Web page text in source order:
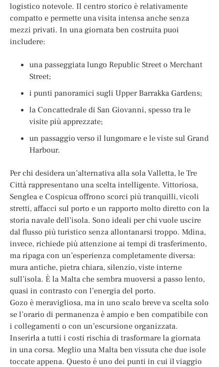
logistico notevole. Il centro storico è relativamente
compatto e permette una visita intensa anche senza
mezzi privati. In una giornata ben costruita puoi
includere:
una passeggiata lungo Republic Street o Merchant
Street;
i punti panoramici sugli Upper Barrakka Gardens;
la Concattedrale di San Giovanni, spesso tra le
visite più apprezzate;
un passaggio verso il lungomare e le viste sul Grand
Harbour.
Per chi desidera un’alternativa alla sola Valletta, le Tre
Città rappresentano una scelta intelligente. Vittoriosa,
Senglea e Cospicua offrono scorci più tranquilli, vicoli
stretti, affacci sul porto e un rapporto molto diretto con la
storia navale dell’isola. Sono ideali per chi vuole uscire
dal flusso più turistico senza allontanarsi troppo. Mdina,
invece, richiede più attenzione ai tempi di trasferimento,
ma ripaga con un’esperienza completamente diversa:
mura antiche, pietra chiara, silenzio, viste interne
sull’isola. È la Malta che sembra muoversi a passo lento,
quasi in contrasto con l’energia del porto.
Gozo è meravigliosa, ma in uno scalo breve va scelta solo
se l’orario di permanenza è ampio e ben compatibile con
i collegamenti o con un’escursione organizzata.
Inserirla a tutti i costi rischia di trasformare la giornata
in una corsa. Meglio una Malta ben vissuta che due isole
toccate appena. Questo è uno dei punti in cui il viaggio